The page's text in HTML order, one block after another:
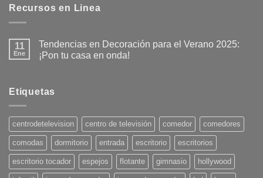
Recursos en Linea
11
Ene
Tendencias en Decoración para el Verano 2025:
¡Pon tu casa en onda!
en
Tendencias
para
el
Verano
2025:
¡Pon
tu
casa
en
Etiquetas
centrodetelevision centro de televisión comedor comedores
comodas dormitorio entrada escritorio escritorios
escritorio tocador espejos flotante gimnasio hollywood